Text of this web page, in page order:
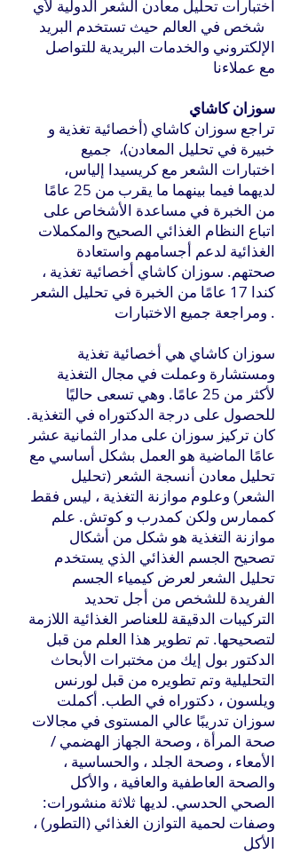
اختبارات تحليل معادن الشعر الدولية لأي
مع عملاءنا
سوزان كاشاي
تراجع سوزان كاشاي (أخصائية تغذية و
خبيرة في تحليل المعادن)، جميع
اختبارات الشعر مع كريسيدا إلياس،
لديهما فيما بينهما ما يقرب من 25 عامًا
من الخبرة في مساعدة الأشخاص على
اتباع النظام الغذائي الصحيح والمكملات
الغذائية لدعم أجسامهم واستعادة
صحتهم. سوزان كاشاي أخصائية تغذية ،
كندا 17 عامًا من الخبرة في تحليل الشعر
ومراجعة جميع الاختبارات .
سوزان كاشاي هي أخصائية تغذية
ومستشارة وعملت في مجال التغذية
لأكثر من 25 عامًا. وهي تسعى حاليًا
للحصول على درجة الدكتوراه في التغذية.
كان تركيز سوزان على مدار الثمانية عشر
عامًا الماضية هو العمل بشكل أساسي مع
تحليل معادن أنسجة الشعر (تحليل
الشعر) وعلوم موازنة التغذية ، ليس فقط
كممارس ولكن كمدرب و كوتش. علم
موازنة التغذية هو شكل من أشكال
تصحيح الجسم الغذائي الذي يستخدم
تحليل الشعر لعرض كيمياء الجسم
الفريدة للشخص من أجل تحديد
التركيبات الدقيقة للعناصر الغذائية اللازمة
لتصحيحها. تم تطوير هذا العلم من قبل
الدكتور بول إيك من مختبرات الأبحاث
التحليلية وتم تطويره من قبل لورنس
ويلسون ، دكتوراه في الطب. أكملت
سوزان تدريبًا عالي المستوى في مجالات
صحة المرأة ، وصحة الجهاز الهضمي /
الأمعاء ، وصحة الجلد ، والحساسية ،
والصحة العاطفية والعافية ، والأكل
الصحي الحدسي. لديها ثلاثة منشورات:
وصفات لحمية التوازن الغذائي (التطور) ،
الأكل